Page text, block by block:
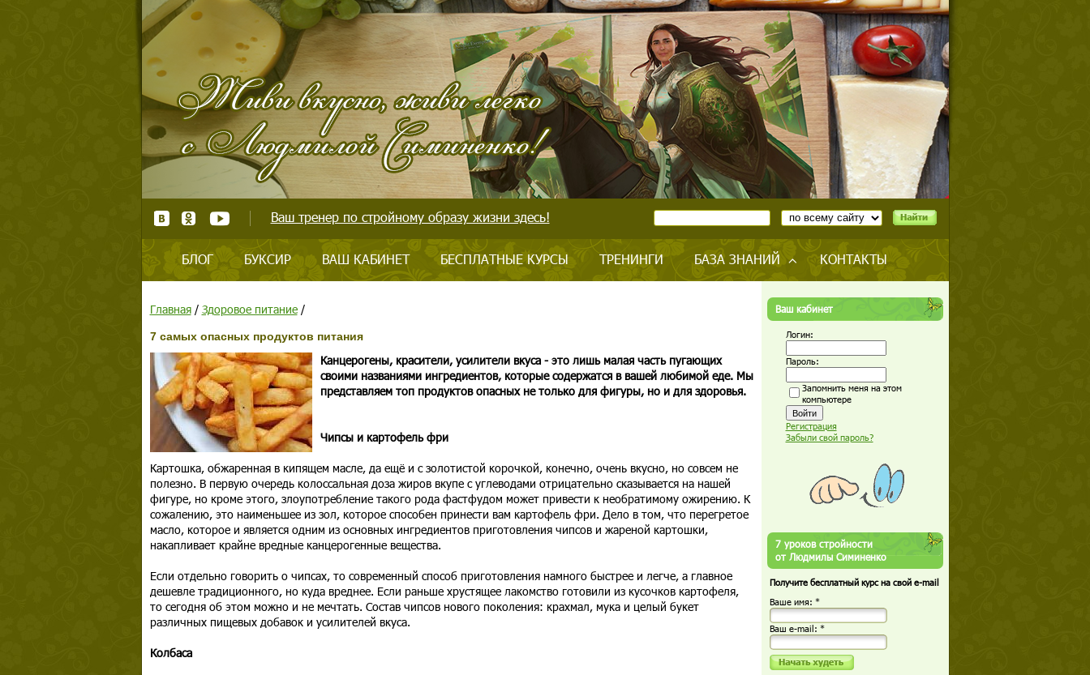
Ваш тренер по стройному образу жизни здесь!
БЛОГ БУКСИР ВАШ КАБИНЕТ БЕСПЛАТНЫЕ КУРСЫ ТРЕНИНГИ БАЗА ЗНАНИЙ КОНТАКТЫ
Главная/ Здоровое питание/
7 самых опасных продуктов питания
Канцерогены, красители, усилители вкуса - это лишь малая часть пугающих
своими названиями ингредиентов, которые содержатся в вашей любимой еде. Мы
представляем топ продуктов опасных не только для фигуры, но и для здоровья.
Чипсы и картофель фри
Картошка, обжаренная в кипящем масле, да ещё и с золотистой корочкой, конечно, очень вкусно, но совсем не
полезно. В первую очередь колоссальная доза жиров вкупе с углеводами отрицательно сказывается на нашей
фигуре, но кроме этого, злоупотребление такого рода фастфудом может привести к необратимому ожирению. К
сожалению, это наименьшее из зол, которое способен принести вам картофель фри. Дело в том, что перегретое
масло, которое и является одним из основных ингредиентов приготовления чипсов и жареной картошки,
накапливает крайне вредные канцерогенные вещества.
Если отдельно говорить о чипсах, то современный способ приготовления намного быстрее и легче, а главное
дешевле традиционного, но куда вреднее. Если раньше хрустящее лакомство готовили из кусочков картофеля,
то сегодня об этом можно и не мечтать. Состав чипсов нового поколения: крахмал, мука и целый букет
различных пищевых добавок и усилителей вкуса.
Колбаса
Ваш кабинет
Логин:
Пароль:
Запомнить меня на этом
компьютере
Регистрация
Забыли свой пароль?
7 уроков стройности
от Людмилы Симиненко
Получите бесплатный курс на свой e-mail
Ваше имя: *
Ваш е-mail: *